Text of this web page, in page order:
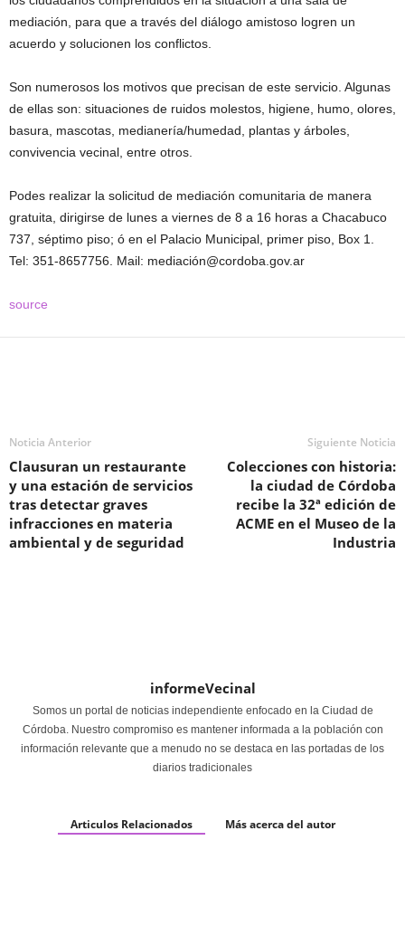
mediación, para que a través del diálogo amistoso logren un
acuerdo y solucionen los conflictos.
Son numerosos los motivos que precisan de este servicio. Algunas
de ellas son: situaciones de ruidos molestos, higiene, humo, olores,
basura, mascotas, medianería/humedad, plantas y árboles,
convivencia vecinal, entre otros.
Podes realizar la solicitud de mediación comunitaria de manera
gratuita, dirigirse de lunes a viernes de 8 a 16 horas a Chacabuco
737, séptimo piso; ó en el Palacio Municipal, primer piso, Box 1.
Tel: 351-8657756. Mail: mediación@cordoba.gov.ar
source
Noticia Anterior
Clausuran un restaurante
y una estación de servicios
tras detectar graves
infracciones en materia
ambiental y de seguridad
Siguiente Noticia
Colecciones con historia:
la ciudad de Córdoba
recibe la 32ª edición de
ACME en el Museo de la
Industria
informeVecinal
Somos un portal de noticias independiente enfocado en la Ciudad de
Córdoba. Nuestro compromiso es mantener informada a la población con
información relevante que a menudo no se destaca en las portadas de los
diarios tradicionales
Articulos Relacionados Más acerca del autor